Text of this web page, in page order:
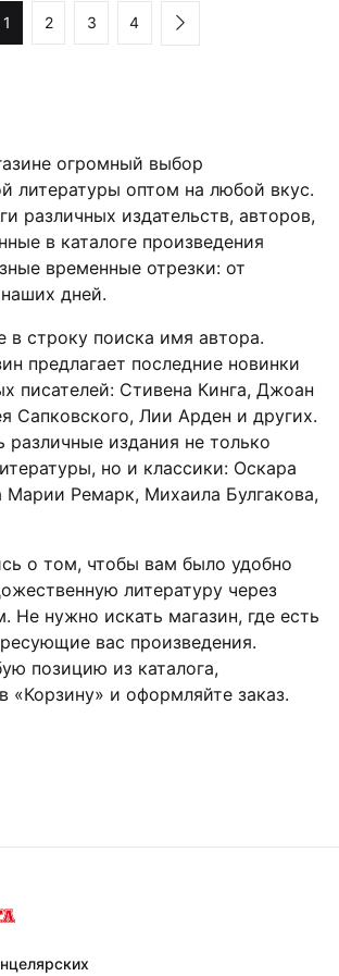
1 2 3 4
огромный выбор
литературы оптом на любой вкус.
различных издательств, авторов,
в каталоге произведения
временные отрезки: от
дней.
в строку поиска имя автора.
предлагает последние новинки
писателей: Стивена Кинга, Джоан
Сапковского, Лии Арден и других.
различные издания не только
но и классики: Оскара
Марии Ремарк, Михаила Булгакова,
о том, чтобы вам было удобно
литературу через
Не нужно искать магазин, где есть
вас произведения.
позицию из каталога,
«Корзину» и оформляйте заказ.